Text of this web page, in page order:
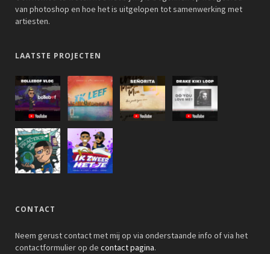
van photoshop en hoe het is uitgelopen tot samenwerking met
artiesten.
LAATSTE PROJECTEN
CONTACT
Neem gerust contact met mij op via onderstaande info of via het
contactformulier op de contact pagina.